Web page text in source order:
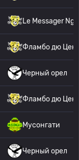
Le Messager
Фламбо дю
Черный орел
Фламбо дю
Мусонгати
Черный орел